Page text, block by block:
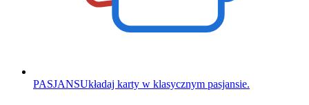
PASJANSUkładaj karty w klasycznym pasjansie.